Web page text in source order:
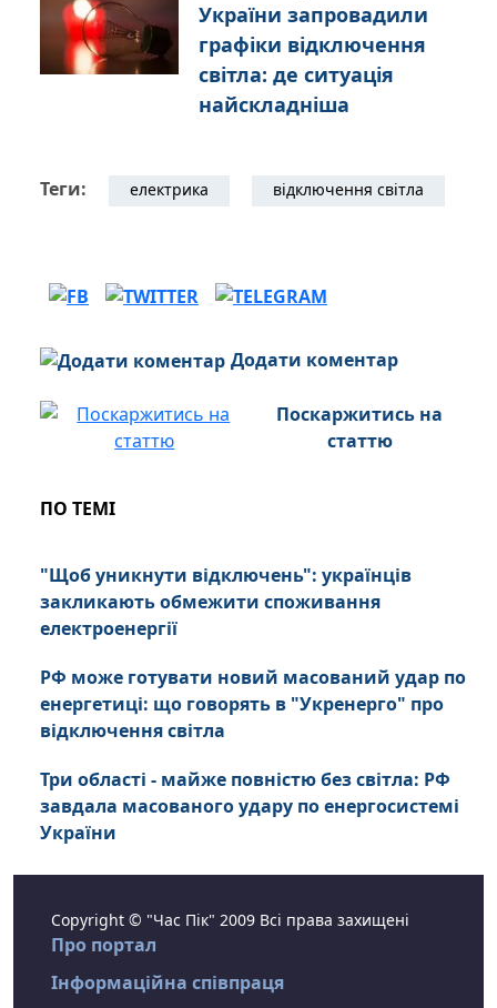
України запровадили
графіки відключення
світла: де ситуація
найскладніша
Теги: електрика відключення світла
Додати коментар
Поскаржитись на
статтю
ПО ТЕМІ
"Щоб уникнути відключень": українців
закликають обмежити споживання
електроенергії
РФ може готувати новий масований удар по
енергетиці: що говорять в "Укренерго" про
відключення світла
Три області - майже повністю без світла: РФ
завдала масованого удару по енергосистемі
України
Copyright © "Час Пік" 2009 Всі права захищені
Про портал
Інформаційна співпраця